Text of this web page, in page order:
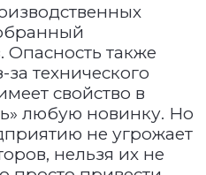
Опасность также
технического
свойство в
любую новинку. Но
не угрожает
нельзя их не